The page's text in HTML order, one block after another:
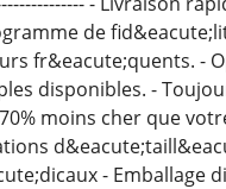
de
fr&eacute;quents. -
disponibles. -
moins cher que
- Emballage